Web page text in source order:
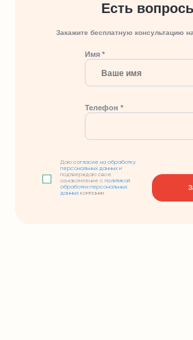
Есть
Закажите бесплатную консультацию
Имя *
Телефон *
Даюсогласие на обработку
персональных данных и
подтверждаю свое
ознакомление сполитикой
обработки персональных
данных компании